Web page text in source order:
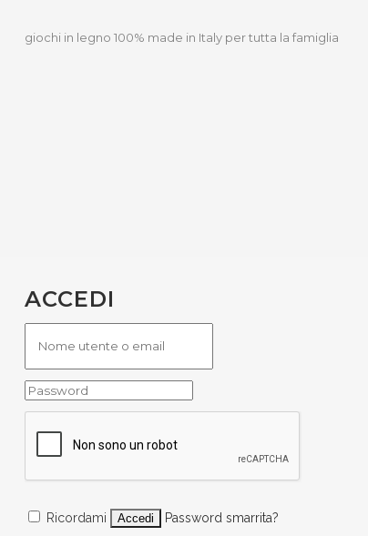
giochi in legno 100% made in Italy per tutta la famiglia
ACCEDI
Ricordami Password smarrita?